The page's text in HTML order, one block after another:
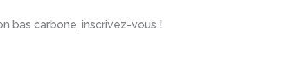
bas carbone, inscrivez-vous !